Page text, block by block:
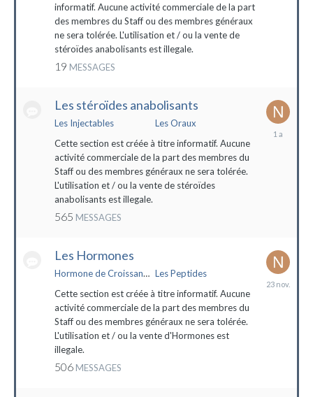
informatif. Aucune activité commerciale de la part
des membres du Staff ou des membres généraux
ne sera tolérée. L'utilisation et / ou la vente de
stéroïdes anabolisants est illegale.
19 MESSAGES
Les stéroïdes anabolisants
Les Injectables
Les Oraux
Cette section est créée à titre informatif. Aucune
activité commerciale de la part des membres du
Staff ou des membres généraux ne sera tolérée.
L'utilisation et / ou la vente de stéroïdes
anabolisants est illegale.
565 MESSAGES
Les Hormones
Hormone de Croissance (HGH) Les Peptides
Cette section est créée à titre informatif. Aucune
activité commerciale de la part des membres du
Staff ou des membres généraux ne sera tolérée.
L'utilisation et / ou la vente d'Hormones est
illegale.
506 MESSAGES
23